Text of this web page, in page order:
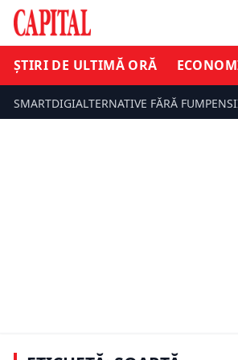
ȘTIRI DE ULTIMĂ ORĂ
SMARTDIGIALTERNATIVE FĂRĂ FUM